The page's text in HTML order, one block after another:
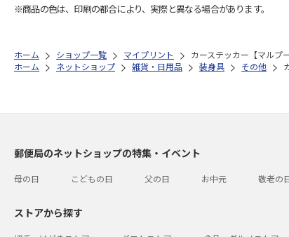
※商品の色は、印刷の都合により、実際と異なる場合があります。
ホーム ショップ一覧 マイプリント
カーステッカー【マルプ
ホーム
ネットショップ 雑貨・日用品 装身具 その他
郵便局のネットショップの特集・イベント
母の日 こどもの日 父の日 お中元 敬老の
ストアから探す